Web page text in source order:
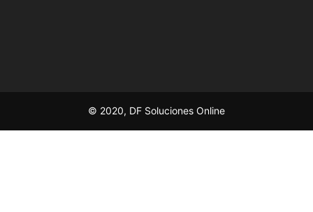
© 2020, DF Soluciones Online